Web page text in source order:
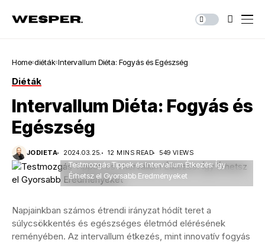
Home diéták Intervallum Diéta: Fogyás és Egészség
Diéták
Intervallum Diéta: Fogyás és
Egészség
JODIETA 2024.03.25. 12 MINS READ 549 VIEWS
Testmozgás Tippek és Intervallum Étkezés: Így
Érhetsz el Gyorsabb Eredményeket
Napjainkban számos étrendi irányzat hódít teret a
súlycsökkentés és egészséges életmód elérésének
reményében. Az intervallum étkezés, mint innovatív fogyás